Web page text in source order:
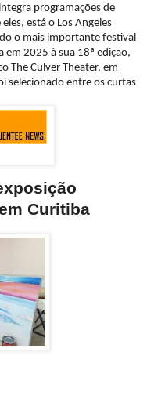
programações de
está o Los Angeles
o mais importante festival
em 2025 à sua 18ª edição,
The Culver Theater, em
selecionado entre os curtas
Curitiba